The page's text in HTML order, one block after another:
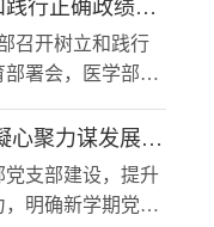
、现代化中药科
及仁医楼A区科
看校区整体布
研平台...
，就深化校际合
交通大学医学院
医学部一行的到
绍了上海交通大
学科特色、教育
医学部召开树立和践行正确政绩观学习教育部署会
召开树立和践行
署会，医学部党
领导，各党总支
加会议。会上，
朝晖传达了医学
党建引领启新程 凝心聚力谋发展 ———医学部党务干部培训暨新学期党建工作布置会顺利召开
支部建设，提升
明确新学期党建